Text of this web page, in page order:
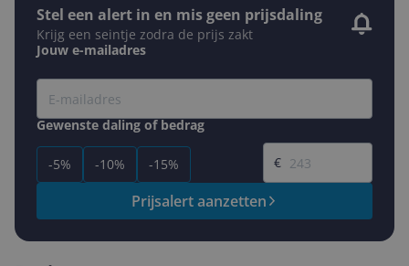
Stel een alert in en mis geen prijsdaling
Krijg een seintje zodra de prijs zakt
Jouw e-mailadres
Gewenste daling of bedrag
-5% -10% -15%
Gewenste prijs
€
Prijsalert aanzetten